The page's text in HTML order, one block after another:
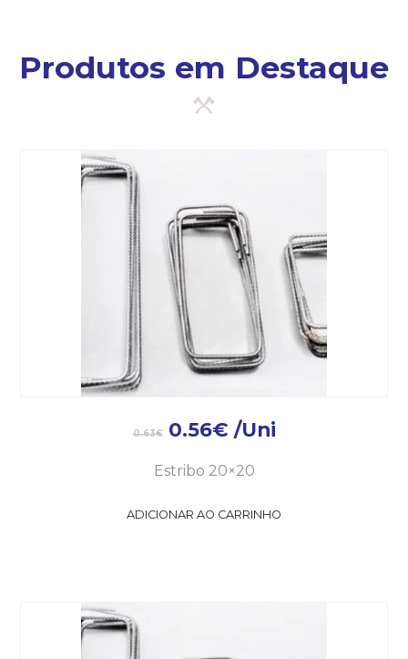
Produtos em Destaque
0.63€ 0.56€ /Uni
Estribo 20×20
ADICIONAR AO CARRINHO